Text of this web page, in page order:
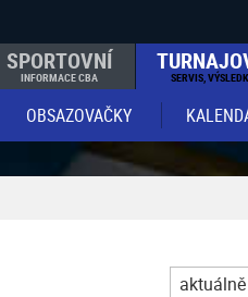
SPORTOVNÍ
INFORMACE CBA SERVIS,
OBSAZOVAČKY
aktuálně